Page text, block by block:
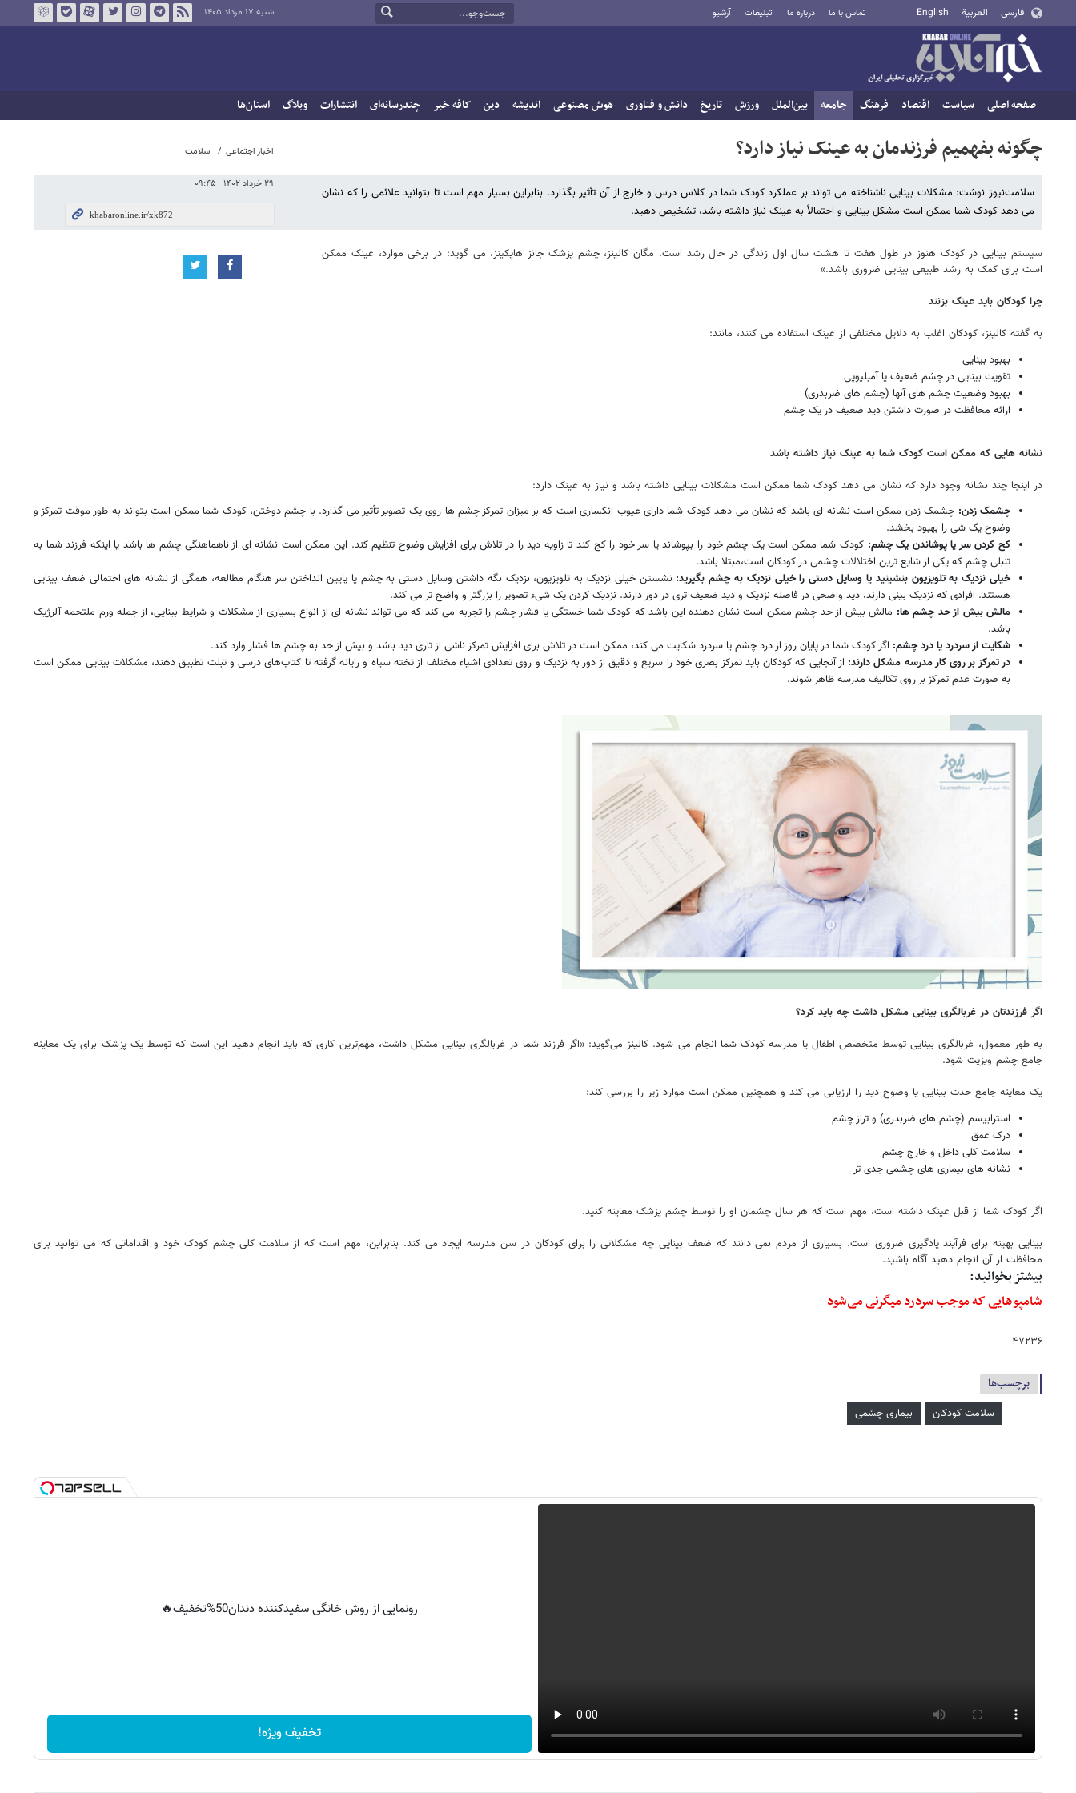
فارسی العربية English تماس با ما درباره ما تبلیغات آرشیو شنبه ۱۷ مرداد ۱۴۰۵
صفحه اصلی سیاست اقتصاد فرهنگ جامعه بین‌الملل ورزش تاریخ دانش و فناوری هوش مصنوعی اندیشه دین کافه خبر چندرسانه‌ای انتشارات وبلاگ استان‌ها
اخبار اجتماعی سلامت
۲۹ خرداد ۱۴۰۲ - ۰۹:۴۵
چگونه بفهمیم فرزندمان به عینک نیاز دارد؟
سلامت‌نیوز نوشت: مشکلات بینایی ناشناخته می تواند بر عملکرد کودک شما در کلاس درس و خارج از آن تأثیر بگذارد. بنابراین بسیار مهم است تا بتوانید علائمی را که نشان
می دهد کودک شما ممکن است مشکل بینایی و احتمالاً به عینک نیاز داشته باشد، تشخیص دهید.
سیستم بینایی در کودک هنوز در طول هفت تا هشت سال اول زندگی در حال رشد است. مگان کالینز، چشم پزشک جانز هاپکینز، می گوید: در برخی موارد، عینک ممکن
است برای کمک به رشد طبیعی بینایی ضروری باشد.»
چرا کودکان باید عینک بزنند
به گفته کالینز، کودکان اغلب به دلایل مختلفی از عینک استفاده می کنند، مانند:
بهبود بینایی
تقویت بینایی در چشم ضعیف یا آمبلیوپی
بهبود وضعیت چشم های آنها (چشم های ضربدری)
ارائه محافظت در صورت داشتن دید ضعیف در یک چشم
نشانه هایی که ممکن است کودک شما به عینک نیاز داشته باشد
در اینجا چند نشانه وجود دارد که نشان می دهد کودک شما ممکن است مشکلات بینایی داشته باشد و نیاز به عینک دارد:
چشمک زدن: چشمک زدن ممکن است نشانه ای باشد که نشان می دهد کودک شما دارای عیوب انکساری است که بر میزان تمرکز چشم ها روی یک تصویر تأثیر می گذارد. با چشم دوختن، کودک شما ممکن است بتواند به طور موقت تمرکز و
وضوح یک شی را بهبود بخشد.
کج کردن سر یا پوشاندن یک چشم: کودک شما ممکن است یک چشم خود را بپوشاند یا سر خود را کج کند تا زاویه دید را در تلاش برای افزایش وضوح تنظیم کند. این ممکن است نشانه ای از ناهماهنگی چشم ها باشد یا اینکه فرزند شما به
تنبلی چشم که یکی از شایع ترین اختلالات چشمی در کودکان است،مبتلا باشد.
خیلی نزدیک به تلویزیون بنشینید یا وسایل دستی را خیلی نزدیک به چشم بگیرید: نشستن خیلی نزدیک به تلویزیون، نزدیک نگه داشتن وسایل دستی به چشم یا پایین انداختن سر هنگام مطالعه، همگی از نشانه های احتمالی ضعف بینایی
هستند. افرادی که نزدیک بینی دارند، دید واضحی در فاصله نزدیک و دید ضعیف تری در دور دارند. نزدیک کردن یک شیء تصویر را بزرگتر و واضح تر می کند.
مالش بیش از حد چشم ها: مالش بیش از حد چشم ممکن است نشان دهنده این باشد که کودک شما خستگی یا فشار چشم را تجربه می کند که می تواند نشانه ای از انواع بسیاری از مشکلات و شرایط بینایی، از جمله ورم ملتحمه آلرژیک
باشد.
شکایت از سردرد یا درد چشم: اگر کودک شما در پایان روز از درد چشم یا سردرد شکایت می کند، ممکن است در تلاش برای افزایش تمرکز ناشی از تاری دید باشد و بیش از حد به چشم ها فشار وارد کند.
در تمرکز بر روی کار مدرسه مشکل دارند: از آنجایی که کودکان باید تمرکز بصری خود را سریع و دقیق از دور به نزدیک و روی تعدادی اشیاء مختلف از تخته سیاه و رایانه گرفته تا کتاب‌های درسی و تبلت تطبیق دهند، مشکلات بینایی ممکن است
به صورت عدم تمرکز بر روی تکالیف مدرسه ظاهر شوند.
اگر فرزندتان در غربالگری بینایی مشکل داشت چه باید کرد؟
به طور معمول، غربالگری بینایی توسط متخصص اطفال یا مدرسه کودک شما انجام می شود. کالینز می‌گوید: «اگر فرزند شما در غربالگری بینایی مشکل داشت، مهم‌ترین کاری که باید انجام دهید این است که توسط یک پزشک برای یک معاینه
جامع چشم ویزیت شود.
یک معاینه جامع حدت بینایی یا وضوح دید را ارزیابی می کند و همچنین ممکن است موارد زیر را بررسی کند:
استرابیسم (چشم های ضربدری) و تراز چشم
درک عمق
سلامت کلی داخل و خارج چشم
نشانه های بیماری های چشمی جدی تر
اگر کودک شما از قبل عینک داشته است، مهم است که هر سال چشمان او را توسط چشم پزشک معاینه کنید.
بینایی بهینه برای فرآیند یادگیری ضروری است. بسیاری از مردم نمی دانند که ضعف بینایی چه مشکلاتی را برای کودکان در سن مدرسه ایجاد می کند. بنابراین، مهم است که از سلامت کلی چشم کودک خود و اقداماتی که می توانید برای
محافظت از آن انجام دهید آگاه باشید.
بیشتز بخوانید:
شامپوهایی که موجب سردرد میگرنی می‌شود
۴۷۲۳۶
برچسب‌ها
سلامت کودکان بیماری چشمی
رونمایی از روش خانگی سفیدکننده دندان50%تخفیف🔥
تخفیف ویژه!